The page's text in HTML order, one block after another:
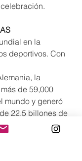
en la
deportivos. Con
la
de 59,000
mundo y generó
22.5 billones de